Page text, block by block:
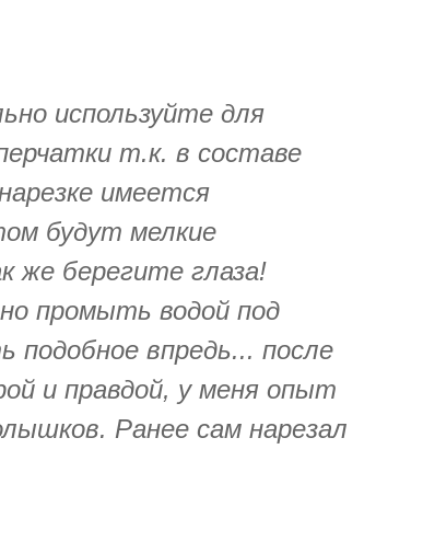
используйте для
т.к. в составе
имеется
будут мелкие
же берегите глаза!
промыть водой под
подобное впредь... после
и правдой, у меня опыт
Ранее сам нарезал